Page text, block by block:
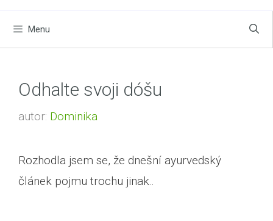
Menu
Odhalte svoji dóšu
autor: Dominika
Rozhodla jsem se, že dnešní ayurvedský
článek pojmu trochu jinak..